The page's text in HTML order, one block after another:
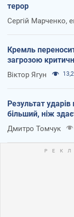
терор
Сергій Марченко,
Кремль
загрозою
Віктор Ягун
Результат
більший, ніж
Дмитро Томчук